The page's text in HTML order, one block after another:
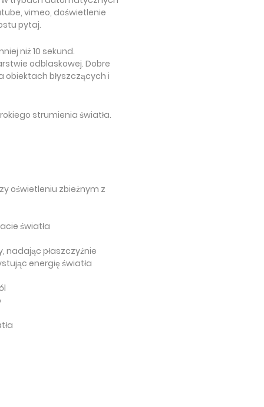
vimeo, doświetlenie
pytaj.
niż 10 sekund.
odblaskowej. Dobre
obiektach błyszczących i
strumienia światła.
oświetleniu zbieżnym z
światła
nadając płaszczyźnie
energię światła